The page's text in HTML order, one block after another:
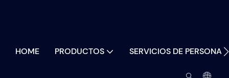
HOME PRODUCTOS SERVICIOS DE